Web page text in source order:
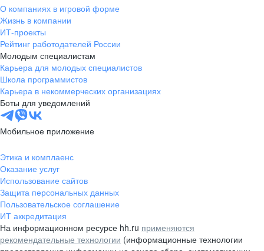
О компаниях в игровой форме
Жизнь в компании
ИТ-проекты
Рейтинг работодателей России
Молодым специалистам
Карьера для молодых специалистов
Школа программистов
Карьера в некоммерческих организациях
Боты для уведомлений
Мобильное приложение
Этика и комплаенс
Оказание услуг
Использование сайтов
Защита персональных данных
Пользовательское соглашение
ИТ аккредитация
На информационном ресурсе hh.ru применяются
рекомендательные технологии (информационные технологии